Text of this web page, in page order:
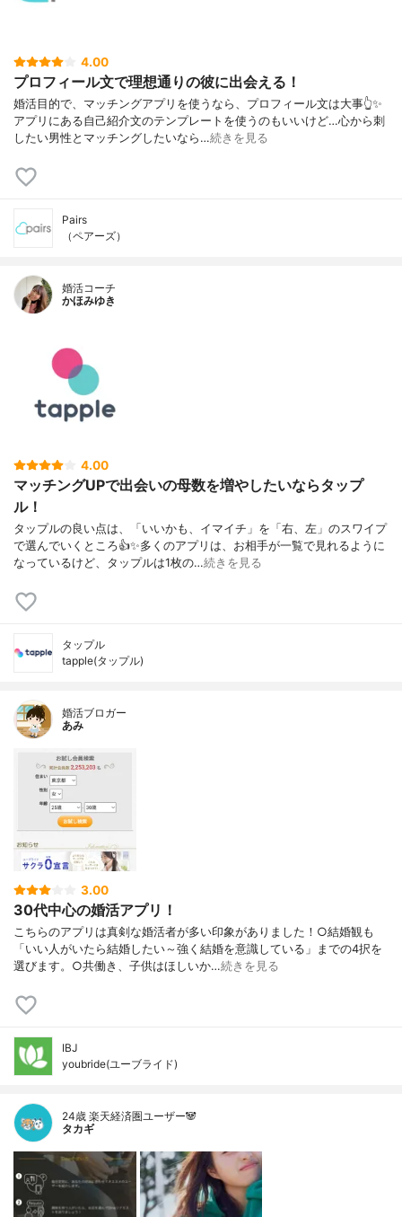
4.00
プロフィール文で理想通りの彼に出会える！
婚活目的で、マッチングアプリを使うなら、プロフィール文は大事👆✨
アプリにある自己紹介文のテンプレートを使うのもいいけど…心から刺
したい男性とマッチングしたいなら…続きを見る
Pairs
（ペアーズ）
婚活コーチ
かほみゆき
4.00
マッチングUPで出会いの母数を増やしたいならタップ
ル！
タップルの良い点は、「いいかも、イマイチ」を「右、左」のスワイプ
で選んでいくところ👍✨多くのアプリは、お相手が一覧で見れるように
なっているけど、タップルは1枚の…続きを見る
タップル
tapple(タップル)
婚活ブロガー
あみ
3.00
30代中心の婚活アプリ！
こちらのアプリは真剣な婚活者が多い印象がありました！○結婚観も
「いい人がいたら結婚したい～強く結婚を意識している」までの4択を
選びます。○共働き、子供はほしいか…続きを見る
IBJ
youbride(ユーブライド)
24歳 楽天経済圏ユーザー🐼
タカギ